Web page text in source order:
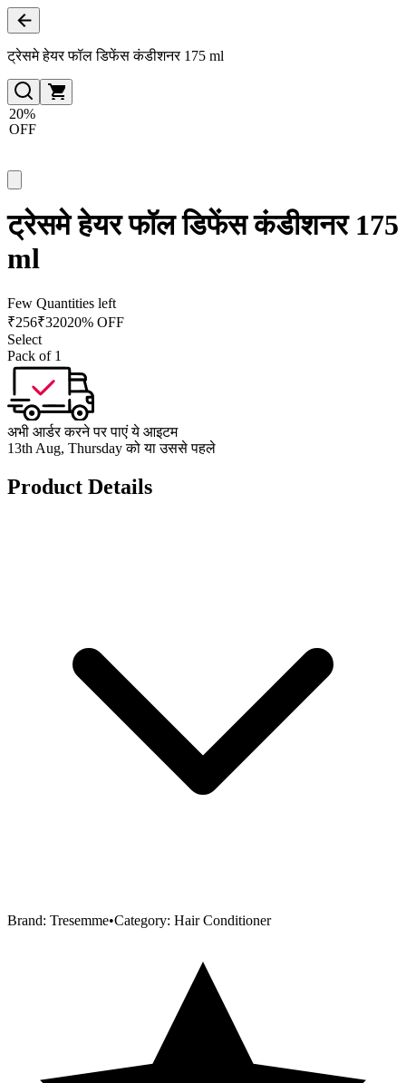
ट्रेसमे हेयर फॉल डिफेंस कंडीशनर 175 ml
20%
OFF
ट्रेसमे हेयर फॉल डिफेंस कंडीशनर 175
ml
Few Quantities left
₹256₹32020% OFF
Select
Pack of 1
अभी आर्डर करने पर पाएं ये आइटम
13th Aug, Thursday को या उससे पहले
Product Details
Brand: Tresemme•Category: Hair Conditioner